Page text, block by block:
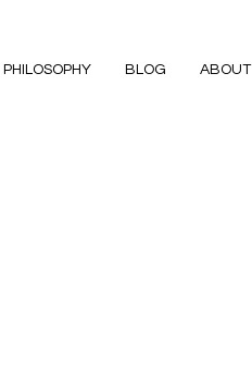
PHILOSOPHY BLOG ABOUT